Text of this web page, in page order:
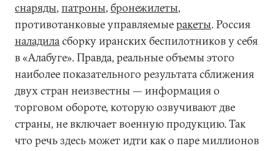
снаряды, патроны, бронежилеты,
противотанковые управляемыеракеты. Россия
наладиласборку иранских беспилотников у себя
в «Алабуге». Правда, реальные объемы этого
наиболее показательного результата сближения
двух стран неизвестны — информация о
торговом обороте, которую озвучивают две
страны, не включает военную продукцию. Так
что речь здесь может идти как о паре миллионов